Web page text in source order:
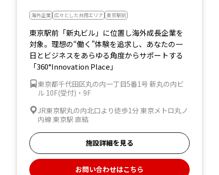
海外企業 広々とした共用エリア 東京駅前
東京駅前「新丸ビル」に位置し海外成長企業を
対象。理想の“働く”体験を追求し、あなたの一
日とビジネスをあらゆる角度からサポートする
「360°Innovation Place」
東京都千代田区丸の内一丁目5番1号 新丸の内ビ
ル 10F(受付)・9F
JR東京駅丸の内北口より徒歩1分 東京メトロ丸ノ
内線 東京駅 直結
施設詳細を見る
お問い合わせはこちら